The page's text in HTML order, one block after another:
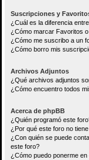
Suscripciones y
¿Cuál es la diferencia
¿Cómo marcar Favoritos
¿Cómo me suscribo a un
¿Cómo borro mis
Archivos Adjuntos
¿Qué archivos adjuntos
¿Cómo encuentro todos
Acerca de phpBB
¿Quién programó este
¿Por qué este foro no
¿Con quién se puede
este foro?
¿Cómo puedo ponerme